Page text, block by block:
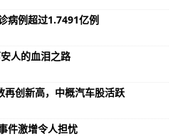
病例超过1.7491亿例
人的血泪之路
创新高，中概汽车股活跃
件激增令人担忧